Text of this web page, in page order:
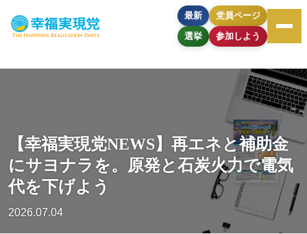
最新
選挙
党員ページ
参加しよう
【幸福実現党NEWS】再エネと補助金
にサヨナラを。原発と石炭火力で電気
代を下げよう
2026.07.04